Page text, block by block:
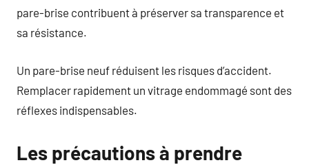
pare-brise contribuent à préserver sa transparence et
sa résistance.
Un pare-brise neuf réduisent les risques d’accident.
Remplacer rapidement un vitrage endommagé sont des
réflexes indispensables.
Les précautions à prendre